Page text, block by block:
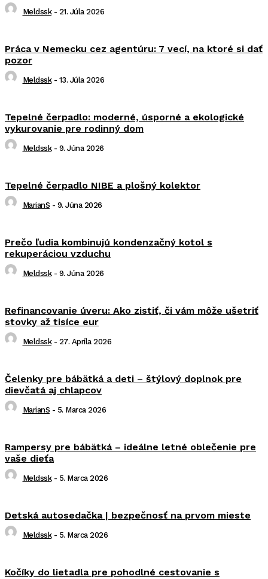
Meldssk - 21. Júla 2026
Práca v Nemecku cez agentúru: 7 vecí, na ktoré si dať
pozor
Meldssk - 13. Júla 2026
Tepelné čerpadlo: moderné, úsporné a ekologické
vykurovanie pre rodinný dom
Meldssk - 9. Júna 2026
Tepelné čerpadlo NIBE a plošný kolektor
MarianS - 9. Júna 2026
Prečo ľudia kombinujú kondenzačný kotol s
rekuperáciou vzduchu
Meldssk - 9. Júna 2026
Refinancovanie úveru: Ako zistiť, či vám môže ušetriť
stovky až tisíce eur
Meldssk - 27. Apríla 2026
Čelenky pre bábätká a deti – štýlový doplnok pre
dievčatá aj chlapcov
MarianS - 5. Marca 2026
Rampersy pre bábätká – ideálne letné oblečenie pre
vaše dieťa
Meldssk - 5. Marca 2026
Detská autosedačka | bezpečnosť na prvom mieste
Meldssk - 5. Marca 2026
Kočíky do lietadla pre pohodlné cestovanie s